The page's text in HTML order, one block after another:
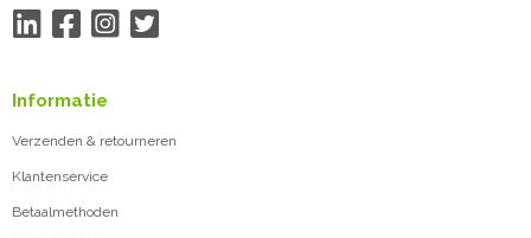
Informatie
Verzenden & retourneren
Klantenservice
Betaalmethoden